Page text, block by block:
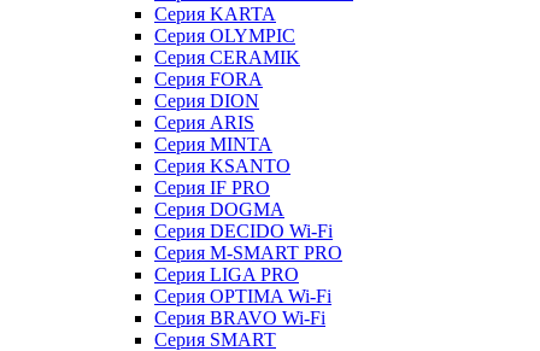
Серия KARTA
Серия OLYMPIC
Серия CERAMIK
Серия FORA
Серия DION
Серия ARIS
Серия MINTA
Серия KSANTO
Серия IF PRO
Серия DOGMA
Серия DECIDO Wi-Fi
Серия M-SMART PRO
Серия LIGA PRO
Серия OPTIMA Wi-Fi
Серия BRAVO Wi-Fi
Серия SMART